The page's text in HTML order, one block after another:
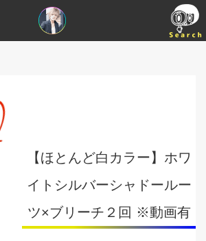
【ほとんど白カラー】ホワ
イトシルバーシャドールー
ツ×ブリーチ２回 ※動画有